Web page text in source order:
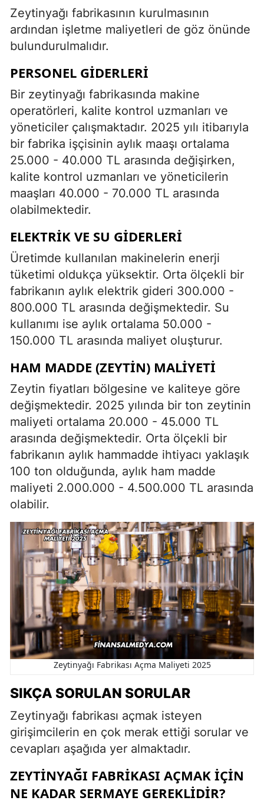
Zeytinyağı fabrikasının kurulmasının
ardından işletme maliyetleri de göz önünde
bulundurulmalıdır.
PERSONEL GIDERLERI
Bir zeytinyağı fabrikasında makine
operatörleri, kalite kontrol uzmanları ve
yöneticiler çalışmaktadır. 2025 yılı itibarıyla
bir fabrika işçisinin aylık maaşı ortalama
25.000 - 40.000 TL arasında değişirken,
kalite kontrol uzmanları ve yöneticilerin
maaşları 40.000 - 70.000 TL arasında
olabilmektedir.
ELEKTRIK VE SU GIDERLERI
Üretimde kullanılan makinelerin enerji
tüketimi oldukça yüksektir. Orta ölçekli bir
fabrikanın aylık elektrik gideri 300.000 -
800.000 TL arasında değişmektedir. Su
kullanımı ise aylık ortalama 50.000 -
150.000 TL arasında maliyet oluşturur.
HAM MADDE (ZEYTIN) MALIYETI
Zeytin fiyatları bölgesine ve kaliteye göre
değişmektedir. 2025 yılında bir ton zeytinin
maliyeti ortalama 20.000 - 45.000 TL
arasında değişmektedir. Orta ölçekli bir
fabrikanın aylık hammadde ihtiyacı yaklaşık
100 ton olduğunda, aylık ham madde
maliyeti 2.000.000 - 4.500.000 TL arasında
olabilir.
Zeytinyağı Fabrikası Açma Maliyeti 2025
SIKÇA SORULAN SORULAR
Zeytinyağı fabrikası açmak isteyen
girişimcilerin en çok merak ettiği sorular ve
cevapları aşağıda yer almaktadır.
ZEYTINYAĞI FABRIKASI AÇMAK IÇIN
NE KADAR SERMAYE GEREKLIDIR?